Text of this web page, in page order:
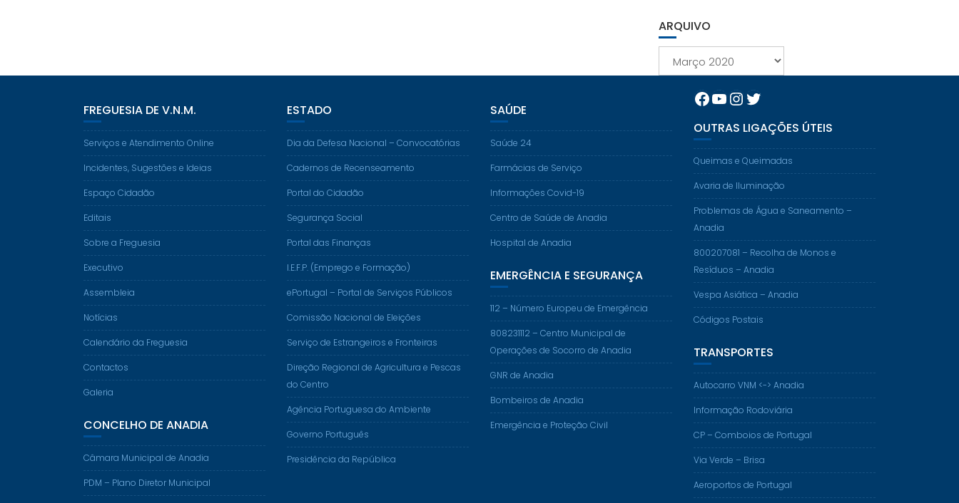
ARQUIVO
FREGUESIA DE V.N.M.
Serviços e Atendimento Online
Incidentes, Sugestões e Ideias
Espaço Cidadão
Editais
Sobre a Freguesia
Executivo
Assembleia
Notícias
Calendário da Freguesia
Contactos
Galeria
CONCELHO DE ANADIA
Câmara Municipal de Anadia
PDM – Plano Diretor Municipal
ESTADO
Dia da Defesa Nacional – Convocatórias
Cadernos de Recenseamento
Portal do Cidadão
Segurança Social
Portal das Finanças
I.E.F.P. (Emprego e Formação)
ePortugal – Portal de Serviços Públicos
Comissão Nacional de Eleições
Serviço de Estrangeiros e Fronteiras
Direção Regional de Agricultura e Pescas
do Centro
Agência Portuguesa do Ambiente
Governo Português
Presidência da República
SAÚDE
Saúde 24
Farmácias de Serviço
Informações Covid-19
Centro de Saúde de Anadia
Hospital de Anadia
EMERGÊNCIA E SEGURANÇA
112 – Número Europeu de Emergência
808231112 – Centro Municipal de
Operações de Socorro de Anadia
GNR de Anadia
Bombeiros de Anadia
Emergência e Proteção Civil
Facebook
YouTube
Instagram
Twitter
OUTRAS LIGAÇÕES ÚTEIS
Queimas e Queimadas
Avaria de Iluminação
Problemas de Água e Saneamento –
Anadia
800207081 – Recolha de Monos e
Resíduos – Anadia
Vespa Asiática – Anadia
Códigos Postais
TRANSPORTES
Autocarro VNM <-> Anadia
Informação Rodoviária
CP – Comboios de Portugal
Via Verde – Brisa
Aeroportos de Portugal